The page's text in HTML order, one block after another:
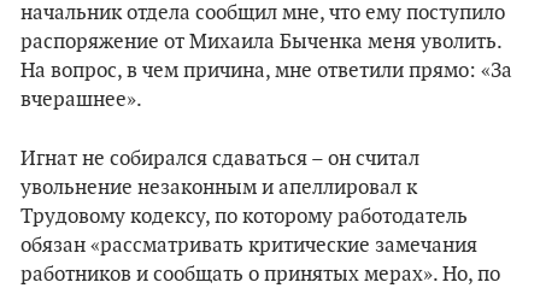
начальник отдела сообщил мне, что ему поступило
распоряжение от Михаила Быченка меня уволить.
На вопрос, в чем причина, мне ответили прямо: «За
вчерашнее».
Игнат не собирался сдаваться – он считал
увольнение незаконным и апеллировал к
Трудовому кодексу, по которому работодатель
обязан «рассматривать критические замечания
работников и сообщать о принятых мерах». Но, по